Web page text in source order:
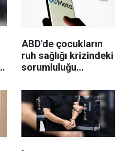
ABD'de çocukların
ruh sağlığı krizindeki
sorumluluğu
567 milyon dolar
ceza